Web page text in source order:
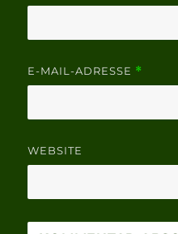
E-MAIL-ADRESSE *
WEBSITE